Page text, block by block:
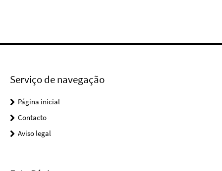
Serviço de navegação
Página inicial
Contacto
Aviso legal